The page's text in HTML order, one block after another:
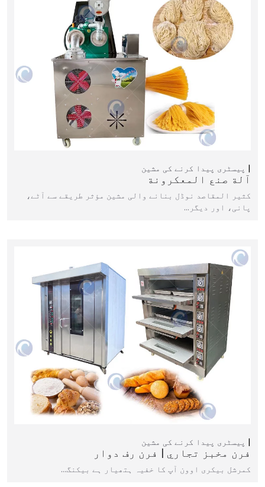
پیسٹری پیدا کرنے کی مشین
آلة صنع المعكرونة
کثیر المقاصد نوڈل بنانے والی مشین مؤثر طریقے سے آٹے،
پانی، اور دیگر…
پیسٹری پیدا کرنے کی مشین
فرن مخبز تجاري | فرن رف دوار
کمرشل بیکری اوون آپ کا خفیہ ہتھیار ہے بیکنگ…